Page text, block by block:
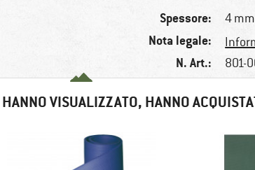
Spessore: 4 mm
Nota legale:
N. Art.: 801-
VISUALIZZATO, HANNO